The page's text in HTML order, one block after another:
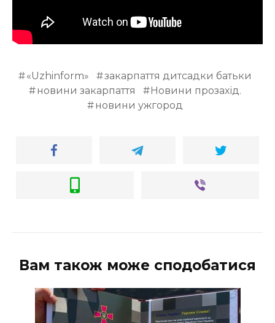
«Uzhinform»
закарпаття дитсадки батьки
новини закарпаття
Новини прозахід.
новини ужгород
Вам також може сподобатися